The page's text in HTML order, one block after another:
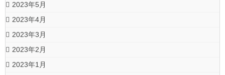
2023年5月
2023年4月
2023年3月
2023年2月
2023年1月